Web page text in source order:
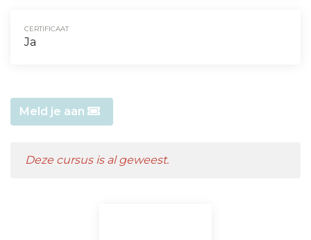
CERTIFICAAT
Ja
Meld je aan
Deze cursus is al geweest.